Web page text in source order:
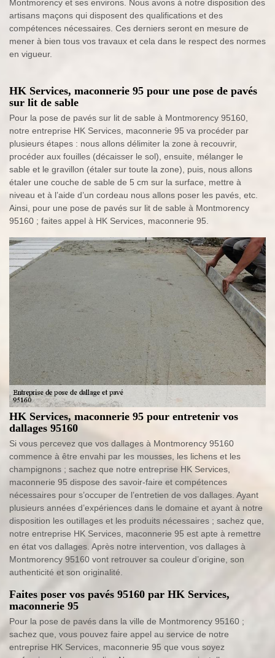
Montmorency et ses environs. Nous avons à notre disposition des
artisans maçons qui disposent des qualifications et des
compétences nécessaires. Ces derniers seront en mesure de
mener à bien tous vos travaux et cela dans le respect des normes
en vigueur.
HK Services, maconnerie 95 pour une pose de pavés
sur lit de sable
Pour la pose de pavés sur lit de sable à Montmorency 95160,
notre entreprise HK Services, maconnerie 95 va procéder par
plusieurs étapes : nous allons délimiter la zone à recouvrir,
procéder aux fouilles (décaisser le sol), ensuite, mélanger le
sable et le gravillon (étaler sur toute la zone), puis, nous allons
étaler une couche de sable de 5 cm sur la surface, mettre à
niveau et à l’aide d’un cordeau nous allons poser les pavés, etc.
Ainsi, pour une pose de pavés sur lit de sable à Montmorency
95160 ; faites appel à HK Services, maconnerie 95.
HK Services, maconnerie 95 pour entretenir vos
dallages 95160
Si vous percevez que vos dallages à Montmorency 95160
commence à être envahi par les mousses, les lichens et les
champignons ; sachez que notre entreprise HK Services,
maconnerie 95 dispose des savoir-faire et compétences
nécessaires pour s’occuper de l’entretien de vos dallages. Ayant
plusieurs années d’expériences dans le domaine et ayant à notre
disposition les outillages et les produits nécessaires ; sachez que,
notre entreprise HK Services, maconnerie 95 est apte à remettre
en état vos dallages. Après notre intervention, vos dallages à
Montmorency 95160 vont retrouver sa couleur d’origine, son
authenticité et son originalité.
Faites poser vos pavés 95160 par HK Services,
maconnerie 95
Pour la pose de pavés dans la ville de Montmorency 95160 ;
sachez que, vous pouvez faire appel au service de notre
entreprise HK Services, maconnerie 95 que vous soyez